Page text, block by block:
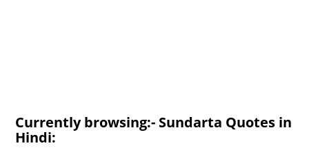
Currently browsing:- Sundarta Quotes in
Hindi: